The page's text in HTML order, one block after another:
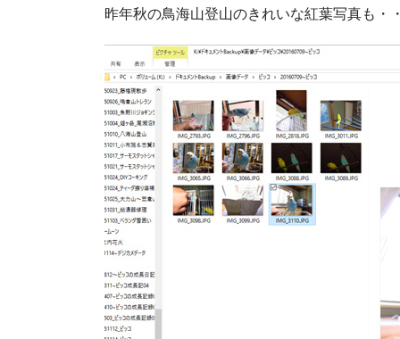
昨年秋の鳥海山登山のきれいな紅葉写真も・